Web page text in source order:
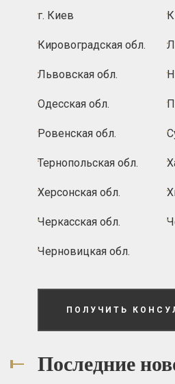
г. Киев
Кировоградская обл.
Львовская обл.
Одесская обл.
Ровенская обл.
Тернопольская обл.
Херсонская обл.
Черкасская обл.
Черновицкая обл.
ПОЛУЧИТЬ
Последние